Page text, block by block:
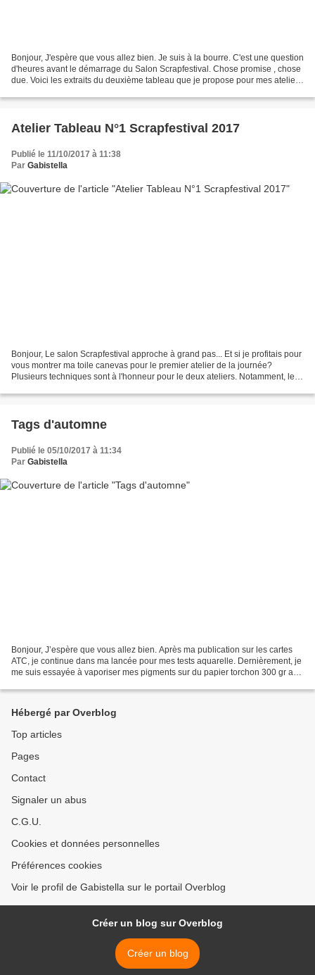
Bonjour, J'espère que vous allez bien. Je suis à la bourre. C'est une question
d'heures avant le démarrage du Salon Scrapfestival. Chose promise , chose
due. Voici les extraits du deuxième tableau que je propose pour mes ateliers
Atelier Tableau N°1 Scrapfestival 2017
Publié le 11/10/2017 à 11:38
Par Gabistella
Bonjour, Le salon Scrapfestival approche à grand pas... Et si je profitais pour
vous montrer ma toile canevas pour le premier atelier de la journée?
Plusieurs techniques sont à l'honneur pour le deux ateliers. Notamment, les
Tags d'automne
Publié le 05/10/2017 à 11:34
Par Gabistella
Bonjour, J’espère que vous allez bien. Après ma publication sur les cartes
ATC, je continue dans ma lancée pour mes tests aquarelle. Dernièrement, je
me suis essayée à vaporiser mes pigments sur du papier torchon 300 gr au
Hébergé par Overblog
Top articles
Pages
Contact
Signaler un abus
C.G.U.
Cookies et données personnelles
Préférences cookies
Voir le profil de Gabistella sur le portail Overblog
Créer un blog sur Overblog
Créer un blog